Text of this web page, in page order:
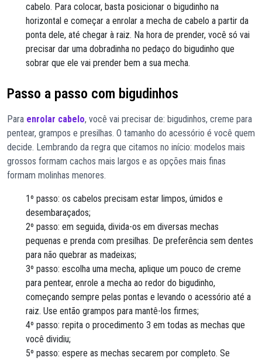
cabelo. Para colocar, basta posicionar o bigudinho na
horizontal e começar a enrolar a mecha de cabelo a partir da
ponta dele, até chegar à raiz. Na hora de prender, você só vai
precisar dar uma dobradinha no pedaço do bigudinho que
sobrar que ele vai prender bem a sua mecha.
Passo a passo com bigudinhos
Para enrolar cabelo, você vai precisar de: bigudinhos, creme para
pentear, grampos e presilhas. O tamanho do acessório é você quem
decide. Lembrando da regra que citamos no início: modelos mais
grossos formam cachos mais largos e as opções mais finas
formam molinhas menores.
1º passo: os cabelos precisam estar limpos, úmidos e
desembaraçados;
2º passo: em seguida, divida-os em diversas mechas
pequenas e prenda com presilhas. De preferência sem dentes
para não quebrar as madeixas;
3º passo: escolha uma mecha, aplique um pouco de creme
para pentear, enrole a mecha ao redor do bigudinho,
começando sempre pelas pontas e levando o acessório até a
raiz. Use então grampos para mantê-los firmes;
4º passo: repita o procedimento 3 em todas as mechas que
você dividiu;
5º passo: espere as mechas secarem por completo. Se